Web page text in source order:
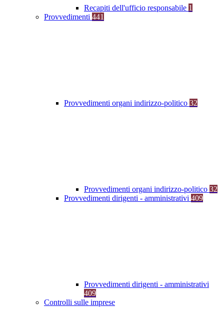
Recapiti dell'ufficio responsabile 1
Provvedimenti 441
Provvedimenti organi indirizzo-politico 32
Provvedimenti organi indirizzo-politico 32
Provvedimenti dirigenti - amministrativi 409
Provvedimenti dirigenti - amministrativi
409
Controlli sulle imprese